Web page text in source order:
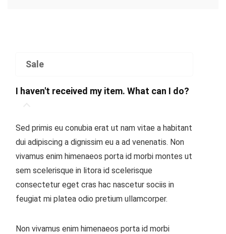
Sale
I haven't received my item. What can I do?
Sed primis eu conubia erat ut nam vitae a habitant
dui adipiscing a dignissim eu a ad venenatis. Non
vivamus enim himenaeos porta id morbi montes ut
sem scelerisque in litora id scelerisque
consectetur eget cras hac nascetur sociis in
feugiat mi platea odio pretium ullamcorper.
Non vivamus enim himenaeos porta id morbi